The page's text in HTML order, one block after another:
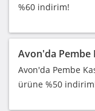
%60 indirim!
Avon'da Pembe
Avon'da Pembe
ürüne %50